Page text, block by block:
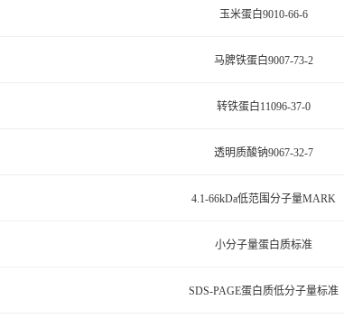
玉米蛋白9010-66-6
马脾铁蛋白9007-73-2
转铁蛋白11096-37-0
透明质酸钠9067-32-7
4.1-66kDa低范围分子量MARK
小分子量蛋白质标准
SDS-PAGE蛋白质低分子量标准